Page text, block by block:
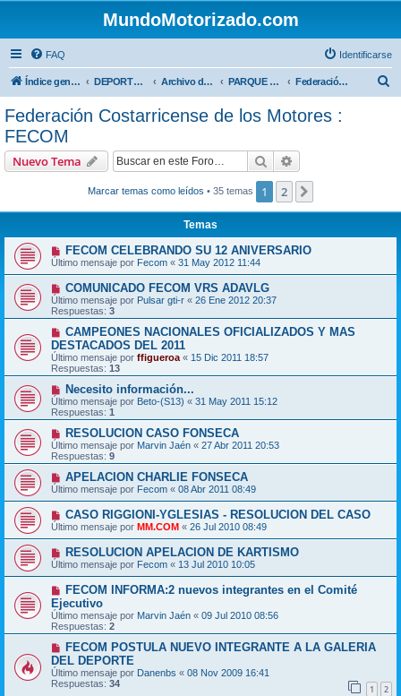
MundoMotorizado.com
FAQ Identificarse
Índice general DEPORTES NACIONALES Archivo deportes nacionales PARQUE VIVA - ANTIGUO AUTODROMO LA GUACIMA Federación Costarricense de los Motores : FECOM
Federación Costarricense de los Motores :
FECOM
Nuevo Tema Buscar
Marcar temas como leídos • 35 temas 1 2
Temas
FECOM CELEBRANDO SU 12 ANIVERSARIO
Último mensaje por Fecom « 31 May 2012 11:44
COMUNICADO FECOM VRS ADAVLG
Último mensaje por Pulsar gti-r « 26 Ene 2012 20:37
Respuestas: 3
CAMPEONES NACIONALES OFICIALIZADOS Y MAS
DESTACADOS DEL 2011
Último mensaje por ffigueroa « 15 Dic 2011 18:57
Respuestas: 13
Necesito información...
Último mensaje por Beto-(S13) « 31 May 2011 15:12
Respuestas: 1
RESOLUCION CASO FONSECA
Último mensaje por Marvin Jaén « 27 Abr 2011 20:53
Respuestas: 9
APELACION CHARLIE FONSECA
Último mensaje por Fecom « 08 Abr 2011 08:49
CASO RIGGIONI-YGLESIAS - RESOLUCION DEL CASO
Último mensaje por MM.COM « 26 Jul 2010 08:49
RESOLUCION APELACION DE KARTISMO
Último mensaje por Fecom « 13 Jul 2010 10:05
FECOM INFORMA:2 nuevos integrantes en el Comité
Ejecutivo
Último mensaje por Marvin Jaén « 09 Jul 2010 08:56
Respuestas: 2
FECOM POSTULA NUEVO INTEGRANTE A LA GALERIA
DEL DEPORTE
Último mensaje por Danenbs « 08 Nov 2009 16:41
Respuestas: 34 1 2